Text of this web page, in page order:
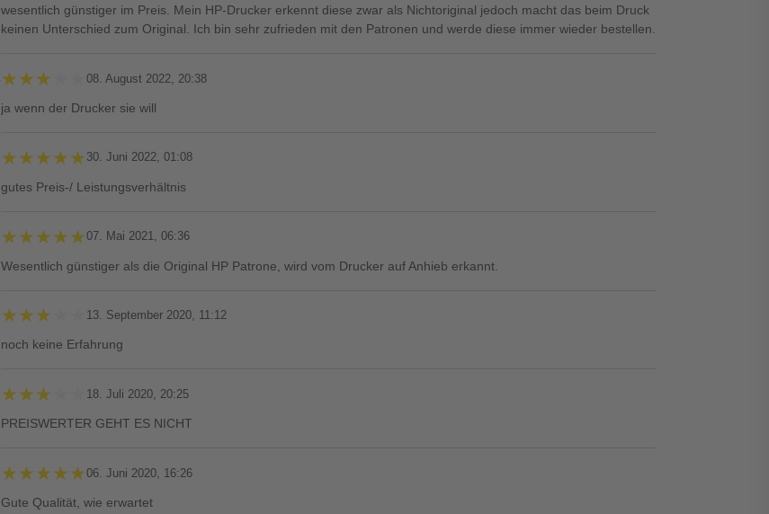
wesentlich günstiger im Preis. Mein HP-Drucker erkennt diese zwar als Nichtoriginal jedoch macht das beim Druck
keinen Unterschied zum Original. Ich bin sehr zufrieden mit den Patronen und werde diese immer wieder bestellen.
★★★★★
★★★★★ 08. August 2022, 20:38
ja wenn der Drucker sie will
★★★★★
★★★★★ 30. Juni 2022, 01:08
gutes Preis-/ Leistungsverhältnis
★★★★★
★★★★★07. Mai 2021, 06:36
Wesentlich günstiger als die Original HP Patrone, wird vom Drucker auf Anhieb erkannt.
★★★★★
★★★★★ 13. September 2020, 11:12
noch keine Erfahrung
★★★★★
★★★★★ 18. Juli 2020, 20:25
PREISWERTER GEHT ES NICHT
★★★★★
★★★★★06. Juni 2020, 16:26
Gute Qualität, wie erwartet